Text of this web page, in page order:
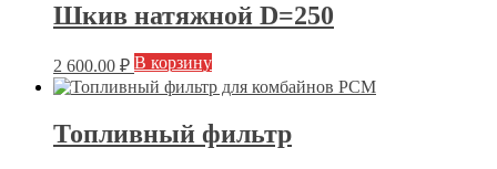
Шкив натяжной D=250
2 600.00 ₽ В корзину
Топливный фильтр